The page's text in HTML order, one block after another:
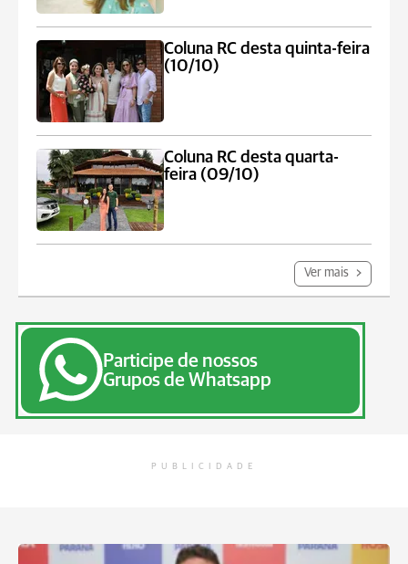
Coluna RC desta quinta-feira
(10/10)
Coluna RC desta quarta-
feira (09/10)
Ver mais
Participe de nossos
Grupos de Whatsapp
PUBLICIDADE